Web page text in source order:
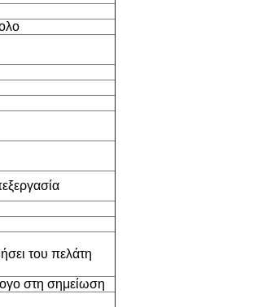
του πελάτη
στη σημείωση